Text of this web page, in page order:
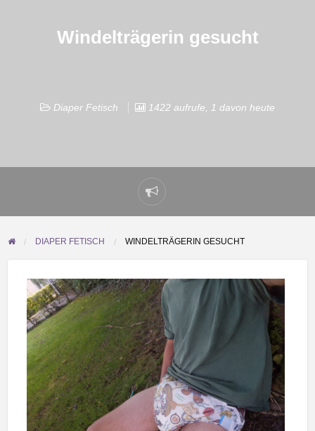
Windelträgerin gesucht
Diaper Fetisch 1422 aufrufe, 1 davon heute
Problem
melden
DIAPER FETISCH WINDELTRÄGERIN GESUCHT